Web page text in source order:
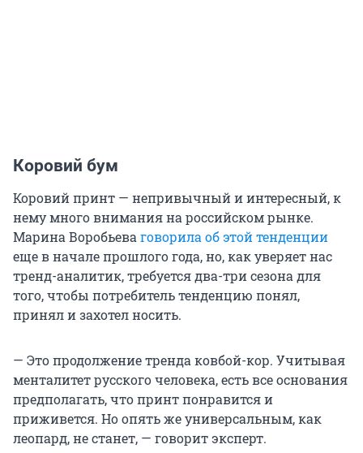
Коровий бум
Коровий принт — непривычный и интересный, к
нему много внимания на российском рынке.
Марина Воробьева говорила об этой тенденции
еще в начале прошлого года, но, как уверяет нас
тренд-аналитик, требуется два-три сезона для
того, чтобы потребитель тенденцию понял,
принял и захотел носить.
— Это продолжение тренда ковбой-кор. Учитывая
менталитет русского человека, есть все основания
предполагать, что принт понравится и
приживется. Но опять же универсальным, как
леопард, не станет, — говорит эксперт.